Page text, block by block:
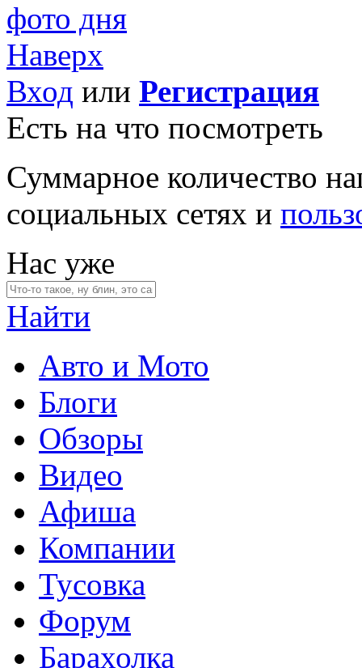
фото дня
Наверх
Вход или Регистрация
Есть на что посмотреть
Суммарное количество
социальных сетях и
Нас уже
Найти
Авто и Мото
Блоги
Обзоры
Видео
Афиша
Компании
Тусовка
Форум
Барахолка